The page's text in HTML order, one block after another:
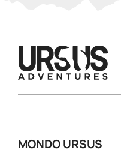
MONDO URSUS